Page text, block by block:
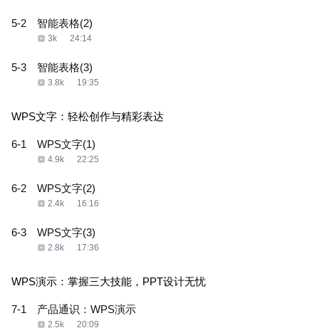
5-2 智能表格(2)
3k 24:14
5-3 智能表格(3)
3.8k 19:35
WPS文字：轻松创作与精彩表达
6-1 WPS文字(1)
4.9k 22:25
6-2 WPS文字(2)
2.4k 16:16
6-3 WPS文字(3)
2.8k 17:36
WPS演示：掌握三大技能，PPT设计无忧
7-1 产品通识：WPS演示
2.5k 20:09